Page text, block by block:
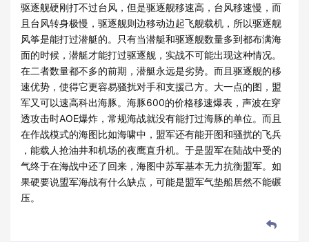
驱逐舰硬刚打不过台风，但是驱逐舰移速高，台风移速慢，而
且台风转身极慢，驱逐舰则边移动边起飞舰载机，所以驱逐舰
风筝是能打过潜艇的。只有当潜艇和驱逐舰数量多到都布满海
面的时候，潜艇才能打过驱逐舰，实战不可能出现这种情况。
在二者数量都不多的前期，潜艇永远是劣势。而且驱逐舰的移
速优势，使得它更容易骚扰对手和支援己方。大一点的图，盟
军又可以速高科出海豚。海豚600的价格移速爆表，声波在穿
透攻击时AOE爆炸，常规海战就没有能打过海豚的单位。而且
在作战模式的海图比如海啸中，盟军还有能开图和骚扰的飞兵
，能载人抢油井和机场的夜鹰直升机。于是盟军在陆战中受的
气终于在海战中还了回来，海图中苏军基本无力抗衡盟军。如
果硬要说盟军海战有什么缺点，可能是盟军气垫船居然不能碾
压。